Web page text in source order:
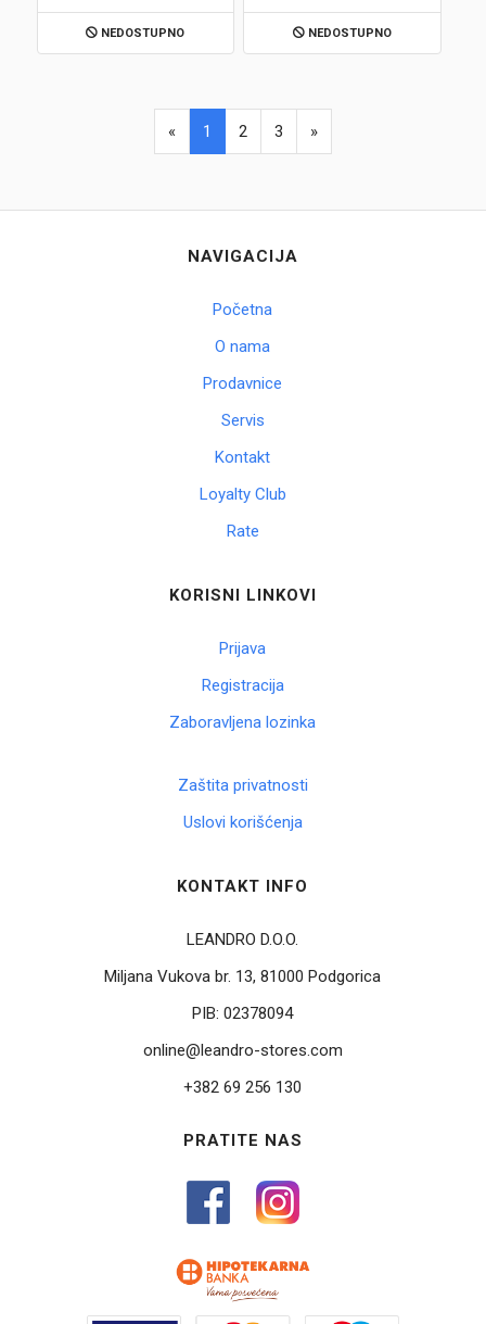
NEDOSTUPNO NEDOSTUPNO
« 1 2 3 »
NAVIGACIJA
Početna
O nama
Prodavnice
Servis
Kontakt
Loyalty Club
Rate
KORISNI LINKOVI
Prijava
Registracija
Zaboravljena lozinka
Zaštita privatnosti
Uslovi korišćenja
KONTAKT INFO
LEANDRO D.O.O.
Miljana Vukova br. 13, 81000 Podgorica
PIB:02378094
online@leandro-stores.com
+382 69 256 130
PRATITE NAS